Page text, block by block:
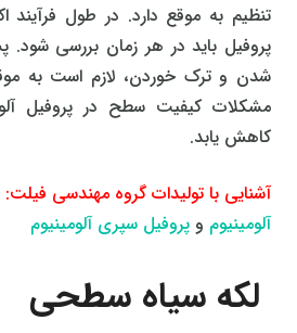
تنظیم به موقع دارد. در طول
پروفیل باید در هر زمان بررسی شود.
شدن و ترک خوردن، لازم است به
مشکلات کیفیت سطح در پروفیل
کاهش یابد.
آشنایی با تولیدات گروه مهندسی فیلت:
آلومینیوم و پروفیل سپری آلومینیوم
لکه سیاه سطحی